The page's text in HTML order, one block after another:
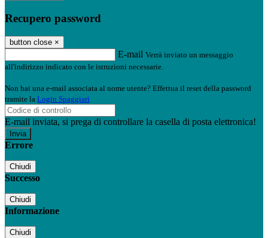
Recupero password
button close ×
E-mail Verrà inviato un messaggio
all'indirizzo indicato con le istruzioni necessarie.
Non hai una e-mail associata al nome utente? Effettua il reset della password
tramite la Login Spaggiari
E-mail inviata, si prega di controllare la casella di posta elettronica!
Errore
Chiudi
Successo
Chiudi
Informazione
Chiudi